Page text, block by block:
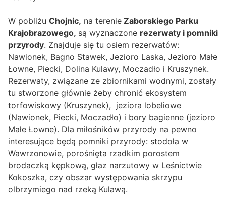
W pobliżu Chojnic, na terenie Zaborskiego Parku
Krajobrazowego, są wyznaczone rezerwaty i pomniki
przyrody. Znajduje się tu osiem rezerwatów:
Nawionek, Bagno Stawek, Jezioro Laska, Jezioro Małe
Łowne, Piecki, Dolina Kulawy, Moczadło i Kruszynek.
Rezerwaty, związane ze zbiornikami wodnymi, zostały
tu stworzone głównie żeby chronić ekosystem
torfowiskowy (Kruszynek), jeziora lobeliowe
(Nawionek, Piecki, Moczadło) i bory bagienne (jezioro
Małe Łowne). Dla miłośników przyrody na pewno
interesujące będą pomniki przyrody: stodoła w
Wawrzonowie, porośnięta rzadkim porostem
brodaczką kępkową, głaz narzutowy w Leśnictwie
Kokoszka, czy obszar występowania skrzypu
olbrzymiego nad rzeką Kulawą.